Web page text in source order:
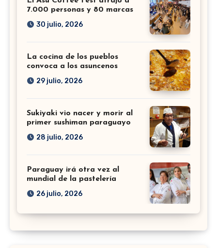
7.000 personas y 80 marcas
30 julio, 2026
La cocina de los pueblos
convoca a los asuncenos
29 julio, 2026
Sukiyaki vio nacer y morir al
primer sushiman paraguayo
28 julio, 2026
Paraguay irá otra vez al
mundial de la pastelería
26 julio, 2026